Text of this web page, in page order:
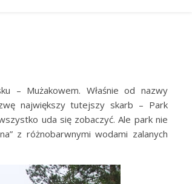
– Mużakowem. Właśnie od nazwy
największy tutejszy skarb – Park
uda się zobaczyć. Ale park nie
z różnobarwnymi wodami zalanych